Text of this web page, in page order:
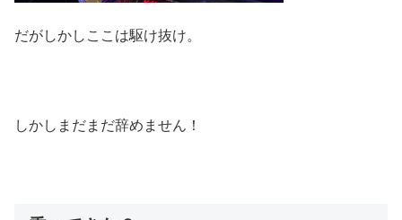
だがしかしここは駆け抜け。
しかしまだまだ辞めません！